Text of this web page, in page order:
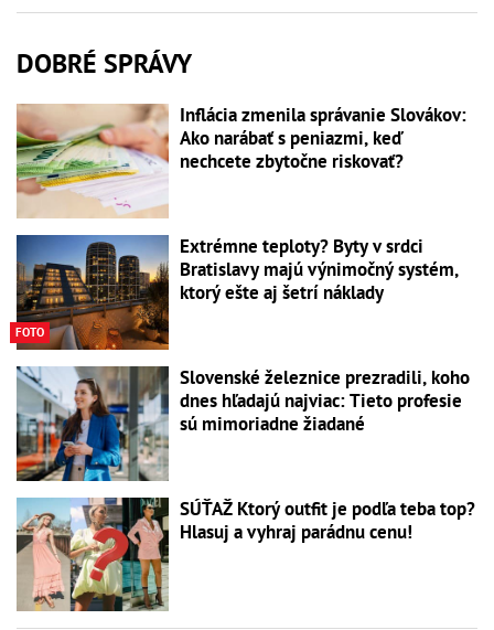
DOBRÉ SPRÁVY
Inflácia zmenila správanie Slovákov:
Ako narábať s peniazmi, keď
nechcete zbytočne riskovať?
FOTO
Extrémne teploty? Byty v srdci
Bratislavy majú výnimočný systém,
ktorý ešte aj šetrí náklady
Slovenské železnice prezradili, koho
dnes hľadajú najviac: Tieto profesie
sú mimoriadne žiadané
SÚŤAŽ Ktorý outfit je podľa teba top?
Hlasuj a vyhraj parádnu cenu!